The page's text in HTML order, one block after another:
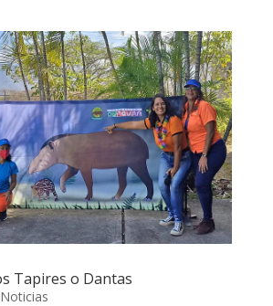
Tapires o Dantas
Noticias